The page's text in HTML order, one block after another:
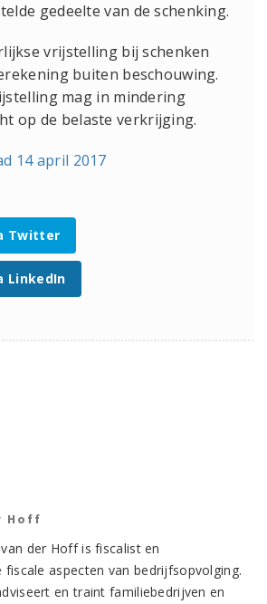
gedeelte van de schenking.
vrijstelling bij schenken
buiten beschouwing.
mag in mindering
op de belaste verkrijging.
14 april 2017
Twitter
LinkedIn
Hoff
der Hoff is fiscalist en
fiscale aspecten van bedrijfsopvolging.
en traint familiebedrijven en